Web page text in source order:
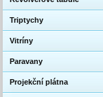
Triptychy
Vitríny
Paravany
Projekční plátna